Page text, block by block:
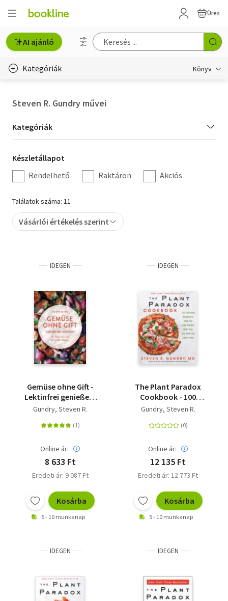
Üres
AI ajánló
Kategóriák Könyv
Hobbi, szabadidő
Irodalom
Művészet
Szakkönyv
Tankönyv, segédkönyv
Társadalomtudomány
Természettudomány
Történelem
Steven R. Gundry művei
Kategória
szűrés
Kategóriák
Készletállapot
szűrés
Készletállapot
Rendelhető
Raktáron Akciós
Találatok száma: 11
Vásárlói értékelés szerint
IDEGEN
Gemüse ohne Gift -
Lektinfrei genießen,
um den Darm zu heilen
reduzieren - Kochbuch
böses Gemüse
Gundry, Steven R.
Online ár:
8 633 Ft
Eredeti ár: 9 087 Ft
Kosárba
5 - 10 munkanap
IDEGEN
The Plant Paradox
Cookbook - 100
Delicious Recipes to
Heal Your Gut, and Live
Gundry, Steven R.
Online ár:
12 135 Ft
Eredeti ár: 12 773 Ft
Kosárba
5 - 10 munkanap
IDEGEN IDEGEN